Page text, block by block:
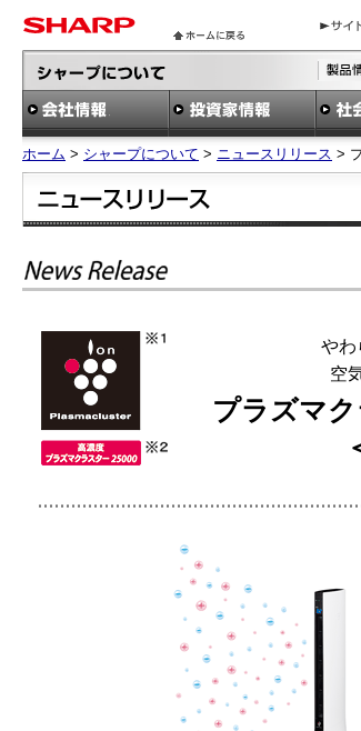
ホーム > シャープについて > ニュースリリース >
やわ
空
プラズマ